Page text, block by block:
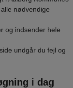
nødvendige
og indsender hele
undgår du fejl og
i dag